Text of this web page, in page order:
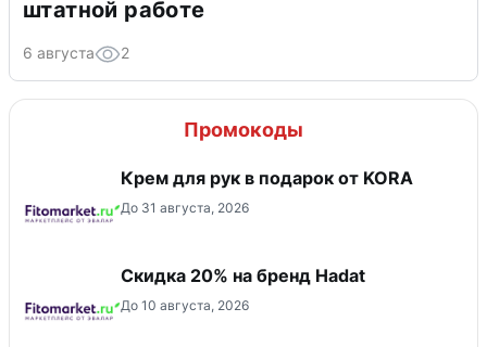
штатной работе
6 августа 2
Промокоды
Крем для рук в подарок от KORA
До 31 августа, 2026
Скидка 20% на бренд Hadat
До 10 августа, 2026